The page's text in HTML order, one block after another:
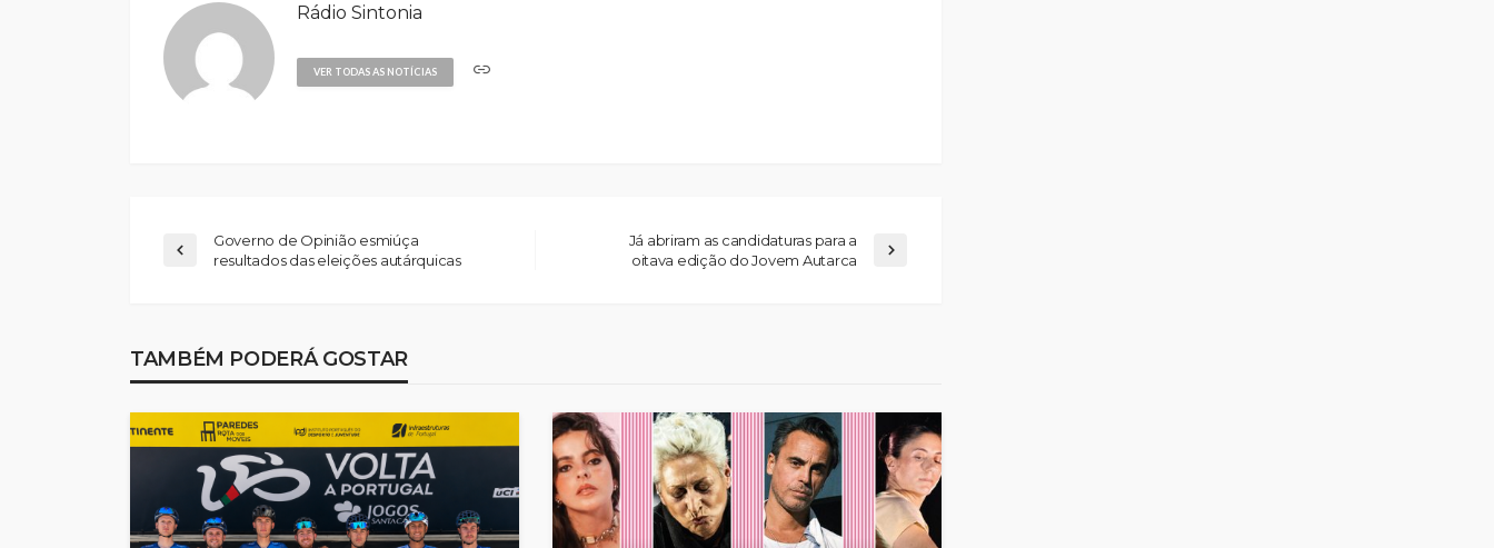
Rádio Sintonia
VER TODAS AS NOTÍCIAS
Governo de Opinião esmiúça
resultados das eleições autárquicas
Já abriram as candidaturas para a
oitava edição do Jovem Autarca
TAMBÉM PODERÁ GOSTAR